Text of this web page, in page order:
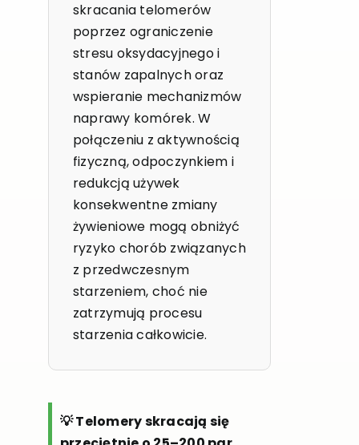
skracania telomerów
poprzez ograniczenie
stresu oksydacyjnego i
stanów zapalnych oraz
wspieranie mechanizmów
naprawy komórek. W
połączeniu z aktywnością
fizyczną, odpoczynkiem i
redukcją używek
konsekwentne zmiany
żywieniowe mogą obniżyć
ryzyko chorób związanych
z przedwczesnym
starzeniem, choć nie
zatrzymują procesu
starzenia całkowicie.
💡 Telomery skracają się